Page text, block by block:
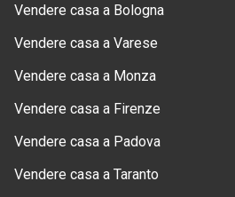
Vendere casa a Bologna
Vendere casa a Varese
Vendere casa a Monza
Vendere casa a Firenze
Vendere casa a Padova
Vendere casa a Taranto